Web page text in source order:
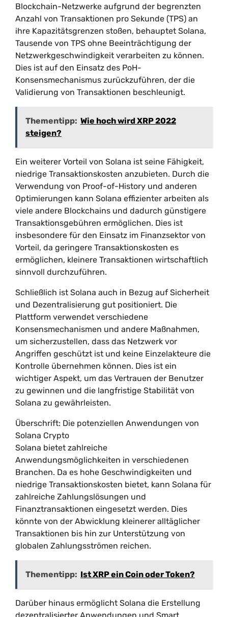
Blockchain-Netzwerke aufgrund der begrenzten
Anzahl von Transaktionen pro Sekunde (TPS) an
ihre Kapazitätsgrenzen stoßen, behauptet Solana,
Tausende von TPS ohne Beeinträchtigung der
Netzwerkgeschwindigkeit verarbeiten zu können.
Dies ist auf den Einsatz des PoH-
Konsensmechanismus zurückzuführen, der die
Validierung von Transaktionen beschleunigt.
Thementipp: Wie hoch wird XRP 2022
steigen?
Ein weiterer Vorteil von Solana ist seine Fähigkeit,
niedrige Transaktionskosten anzubieten. Durch die
Verwendung von Proof-of-History und anderen
Optimierungen kann Solana effizienter arbeiten als
viele andere Blockchains und dadurch günstigere
Transaktionsgebühren ermöglichen. Dies ist
insbesondere für den Einsatz im Finanzsektor von
Vorteil, da geringere Transaktionskosten es
ermöglichen, kleinere Transaktionen wirtschaftlich
sinnvoll durchzuführen.
Schließlich ist Solana auch in Bezug auf Sicherheit
und Dezentralisierung gut positioniert. Die
Plattform verwendet verschiedene
Konsensmechanismen und andere Maßnahmen,
um sicherzustellen, dass das Netzwerk vor
Angriffen geschützt ist und keine Einzelakteure die
Kontrolle übernehmen können. Dies ist ein
wichtiger Aspekt, um das Vertrauen der Benutzer
zu gewinnen und die langfristige Stabilität von
Solana zu gewährleisten.
Überschrift: Die potenziellen Anwendungen von
Solana Crypto
Solana bietet zahlreiche
Anwendungsmöglichkeiten in verschiedenen
Branchen. Da es hohe Geschwindigkeiten und
niedrige Transaktionskosten bietet, kann Solana für
zahlreiche Zahlungslösungen und
Finanztransaktionen eingesetzt werden. Dies
könnte von der Abwicklung kleinerer alltäglicher
Transaktionen bis hin zur Unterstützung von
globalen Zahlungsströmen reichen.
Thementipp: Ist XRP ein Coin oder Token?
Darüber hinaus ermöglicht Solana die Erstellung